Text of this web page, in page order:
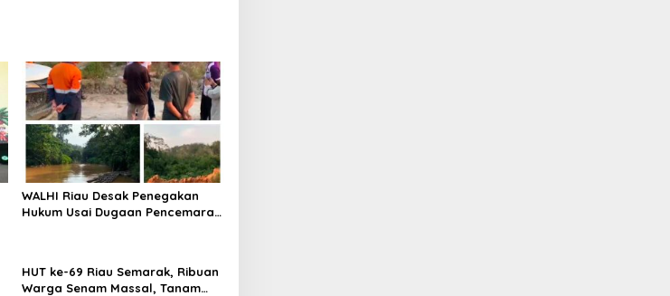
WALHI Riau Desak Penegakan
Hukum Usai Dugaan Pencemaran
HUT ke-69 Riau Semarak, Ribuan
Warga Senam Massal, Tanam